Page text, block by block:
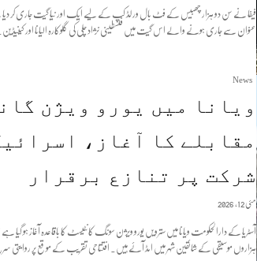
فیفا نے سن دو ہزار چھبیس کے فٹ بال ورلڈ کپ کے لیے ایک اور نیا گیت جاری کر
عنوان سے جاری ہونے والے اس گیت میں فلسطینی نژاد چلی کی گلوکارہ الیانا اور
News
ویانا میں یورو ویژن
مقابلے کا آغاز،
شرکت پر تنازع برقرار
مئی 12, 2026
آسٹریا کے دارالحکومت ویانا میں سترویں یورو ویژن سونگ کانٹیسٹ کا باقاعدہ آغاز ہو
ہزاروں موسیقی کے شائقین شہر میں امڈ آئے ہیں۔ افتتاحی تقریب کے موقع پر